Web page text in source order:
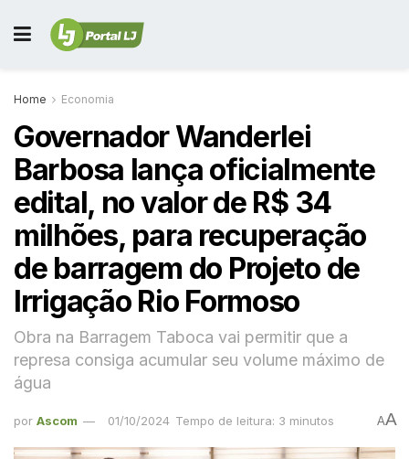
Home Economia
Governador Wanderlei
Barbosa lança oficialmente
edital, no valor de R$ 34
milhões, para recuperação
de barragem do Projeto de
Irrigação Rio Formoso
Obra na Barragem Taboca vai permitir que a
represa consiga acumular seu volume máximo de
água
por Ascom 01/10/2024 Tempo de leitura: 3 minutos AA